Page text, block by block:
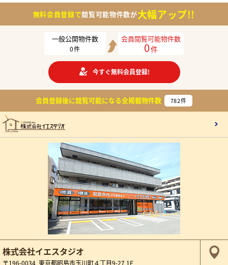
無料会員登録で閲覧可能物件数が大幅アップ!!
一般公開物件数
0件
会員閲覧可能物件数
0件
今すぐ無料会員登録!
会員登録後に閲覧可能になる全掲載物件数 782件
株式会社イエスタジオ
〒196-0034 東京都昭島市玉川町４丁目9-27 1F